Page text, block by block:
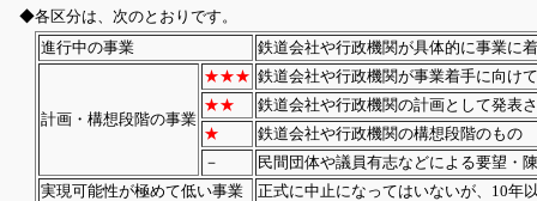
◆各区分は、次のとおりです。
進行中の事業
鉄道会社や行政機関が具体的に事業に
計画・構想段階の事業
★★★ 鉄道会社や行政機関が事業着手に向け
★★
鉄道会社や行政機関の計画として発表
★
鉄道会社や行政機関の構想段階のもの
－
民間団体や議員有志などによる要望・
実現可能性が極めて低い事業
正式に中止になってはいないが、10年